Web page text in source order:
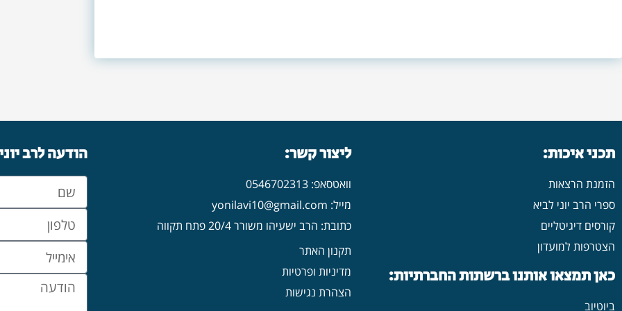
תכני איכות:
הזמנת הרצאות
ספרי הרב יוני לביא
קורסים דיגיטליים
הצטרפות למועדון
כאן תמצאו אותנו ברשתות החברתיות:
ביוטיוב
ליצור קשר:
וואטסאפ: 0546702313
מייל: yonilavi10@gmail.com
כתובת: הרב ישעיהו משורר 20/4 פתח תקווה
תקנון האתר
מדיניות ופרטיות
הצהרת נגישות
הודעה לרב